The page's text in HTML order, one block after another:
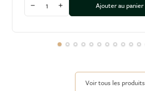
Diminuer la quantité
Augmenter la quantité
Ajouter au panier
Voir tous les produits